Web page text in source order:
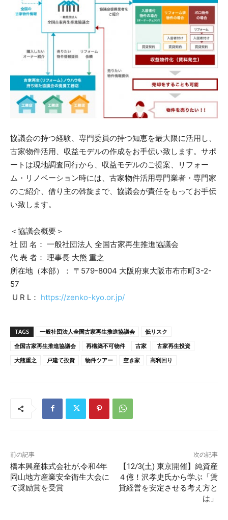
協議会の持つ経験、専門委員の持つ知恵を最大限に活用し、
古家物件活用、収益モデルの作成をお手伝い致します。サポ
ートは現地調査同行から、収益モデルのご提案、リフォー
ム・リノベーション時には、古家物件活用専門業者・専門家
のご紹介、借り主の斡旋まで、協議会が責任をもってお手伝
い致します。
＜協議会概要＞
社 団 名： 一般社団法人 全国古家再生推進協議会
代 表 者： 理事長 大熊 重之
所在地（本部）： 〒579-8004 大阪府東大阪市布市町3-2-
57
U R L： https://zenko-kyo.or.jp/
TAGS 一般社団法人全国古家再生推進協議会
低リスク
全国古家再生推進協議会
再構築不可物件 古家
古家再生投資
大熊重之
戸建て投資 物件ツアー 空き家 高利回り
前の記事
橋本興産株式会社が,令和4年
岡山地方産業安全衛生大会に
て奨励賞を受賞
次の記事
【12/3(土) 東京開催】純資産
４億！沢孝史氏から学ぶ「賃
貸経営を安定させる考え方と
は」